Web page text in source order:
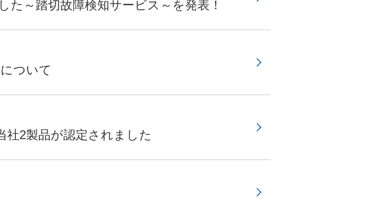
た～踏切故障検知サービス～を発表！
ついて
社2製品が認定されました